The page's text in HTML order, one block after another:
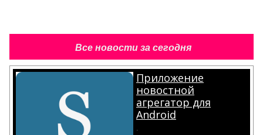
Все новости за сегодня
Приложение
новостной
агрегатор для
Android
.